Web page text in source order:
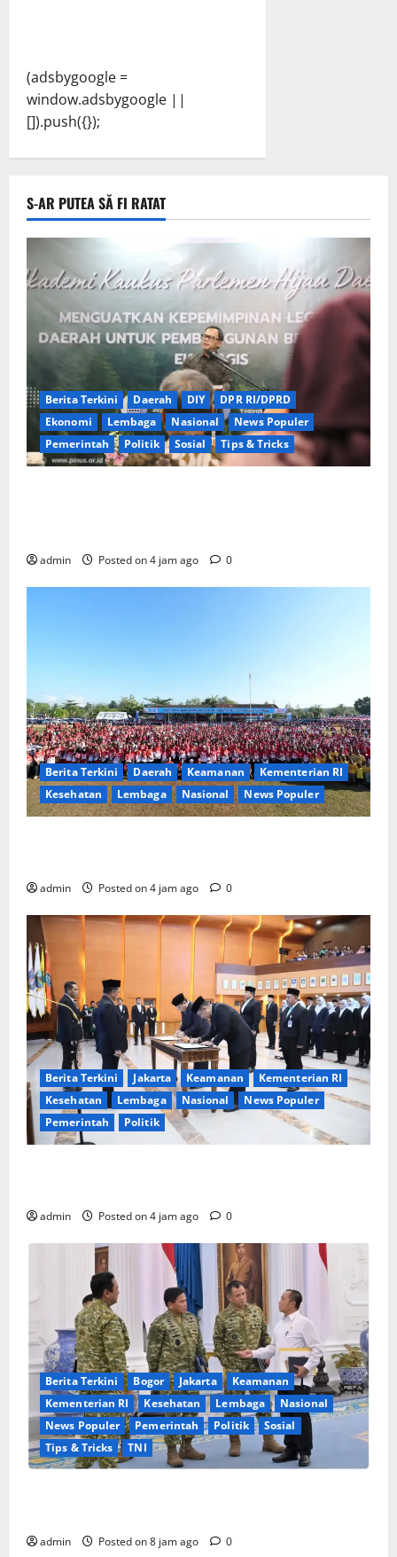
(adsbygoogle =
window.adsbygoogle ||
[]).push({});
S-AR PUTEA SĂ FI RATAT
Berita Terkini Daerah DIY
DPR RI/DPRD
Ekonomi
Lembaga Nasional
News Populer
Pemerintah
Politik Sosial Tips & Tricks
admin Posted on 4 jam ago 0
Berita Terkini Daerah Keamanan
Kementerian RI
Kesehatan
Lembaga Nasional News Populer
admin Posted on 4 jam ago 0
Berita Terkini Jakarta Keamanan
Kementerian RI
Kesehatan
Lembaga Nasional
News Populer
Pemerintah
Politik
admin Posted on 4 jam ago 0
Berita Terkini Bogor Jakarta
Keamanan
Kementerian RI
Kesehatan Lembaga
Nasional
News Populer
Pemerintah Politik
Sosial
Tips & Tricks
TNI
admin Posted on 8 jam ago 0